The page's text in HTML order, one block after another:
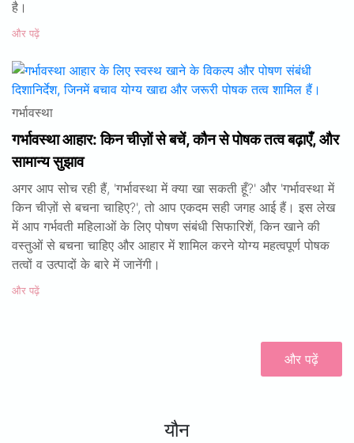
है।
और पढ़ें
गर्भावस्था
गर्भावस्था आहार: किन चीज़ों से बचें, कौन से पोषक तत्व बढ़ाएँ, और
सामान्य सुझाव
अगर आप सोच रही हैं, 'गर्भावस्था में क्या खा सकती हूँ?' और 'गर्भावस्था में
किन चीज़ों से बचना चाहिए?', तो आप एकदम सही जगह आई हैं। इस लेख
में आप गर्भवती महिलाओं के लिए पोषण संबंधी सिफारिशें, किन खाने की
वस्तुओं से बचना चाहिए और आहार में शामिल करने योग्य महत्वपूर्ण पोषक
तत्वों व उत्पादों के बारे में जानेंगी।
और पढ़ें
और पढ़ें
यौन